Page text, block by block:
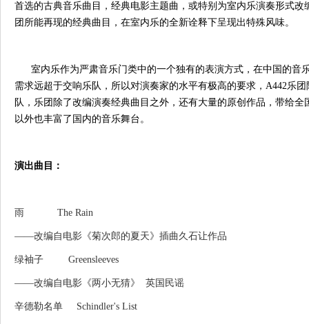
首选的古典音乐曲目，经典电影主题曲，或特别为室内乐演奏形式
团所能再现的经典曲目，在室内乐的全新诠释下呈现出特殊风味。
室内乐作为严肃音乐门类中的一个独有的表演方式，在中国的音
需求远超于交响乐队，所以对演奏家的水平有极高的要求，A442乐
队，乐团除了改编演奏经典曲目之外，还有大量的原创作品，带给
以外也丰富了国内的音乐舞台。
演出曲目：
雨 The Rain
——改编自电影《菊次郎的夏天》插曲久石让作品
绿袖子 Greensleeves
——改编自电影《两小无猜》 英国民谣
辛德勒名单 Schindler's List